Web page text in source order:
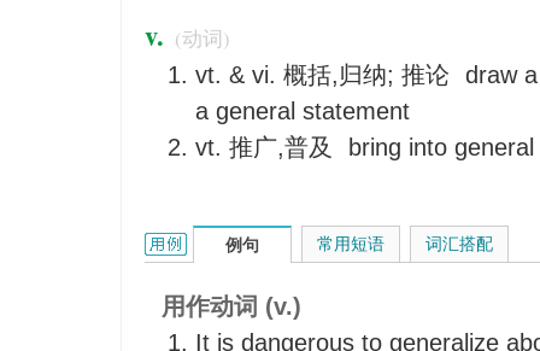
v. (动词)
vt. & vi. 概括,归纳; 推论
draw
a general statement
vt. 推广,普及
bring into
generalize的用法和样例：
例句
用作动词 (v.)
It is dangerous to generalize
常用短语 词汇搭配